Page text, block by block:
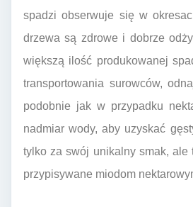
spadzi obserwuje się w
drzewa są zdrowe i dobrze
większą ilość produkowanej
transportowania surowców,
podobnie jak w przypadku
nadmiar wody, aby uzyskać
tylko za swój unikalny smak, ale
przypisywane miodom